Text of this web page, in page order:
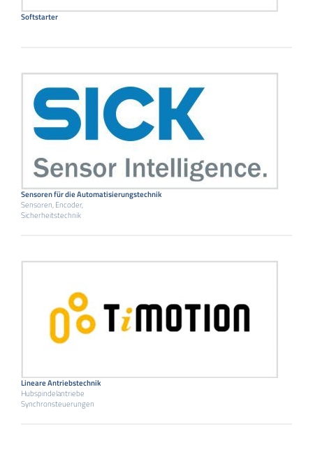
Softstarter
Sensoren für die Automatisierungstechnik
Sensoren, Encoder,
Sicherheitstechnik
Lineare Antriebstechnik
Hubspindelantriebe
Synchronsteuerungen